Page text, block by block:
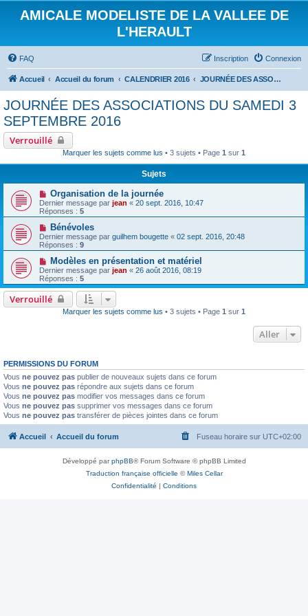
AMICALE MODELISTE DE LA VALLEE DE
L'HERAULT
FAQ Connexion
Inscription
Accueil Accueil du forum CALENDRIER 2016 JOURNÉE DES ASSOCIATIONS DU SAMEDI 3 SEPTEMBRE 2016
JOURNÉE DES ASSOCIATIONS DU SAMEDI 3
SEPTEMBRE 2016
Verrouillé
Marquer les sujets comme lus • 3 sujets • Page 1 sur 1
Sujets
Organisation de la journée
Dernier message par jean « 20 sept. 2016, 10:47
Réponses : 5
Bénévoles
Dernier message par guilhem bougette « 02 sept. 2016, 20:48
Réponses : 9
Modèles en présentation et matériel
Dernier message par jean « 26 août 2016, 08:19
Réponses : 5
Verrouillé
Marquer les sujets comme lus • 3 sujets • Page 1 sur 1
Aller
PERMISSIONS DU FORUM
Vous ne pouvez pas publier de nouveaux sujets dans ce forum
Vous ne pouvez pas répondre aux sujets dans ce forum
Vous ne pouvez pas modifier vos messages dans ce forum
Vous ne pouvez pas supprimer vos messages dans ce forum
Vous ne pouvez pas transférer de pièces jointes dans ce forum
Accueil Accueil du forum Fuseau horaire sur UTC+02:00
Développé parphpBB® Forum Software © phpBB Limited
Traduction française officielle ©Miles Cellar
Confidentialité | Conditions